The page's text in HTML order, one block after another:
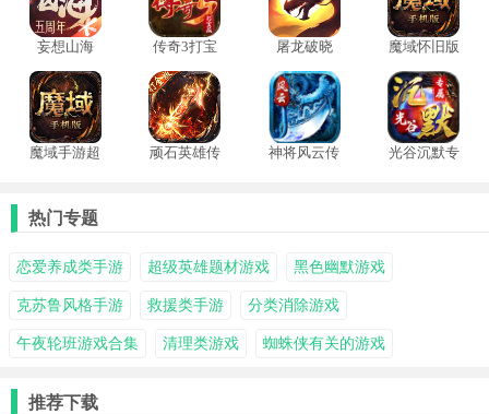
妄想山海
传奇3打宝
屠龙破晓 魔域怀旧版
魔域手游超
顽石英雄传
神将风云传
光谷沉默专
热门专题
恋爱养成类手游 超级英雄题材游戏 黑色幽默游戏
克苏鲁风格手游 救援类手游 分类消除游戏
午夜轮班游戏合集 清理类游戏 蜘蛛侠有关的游戏
推荐下载